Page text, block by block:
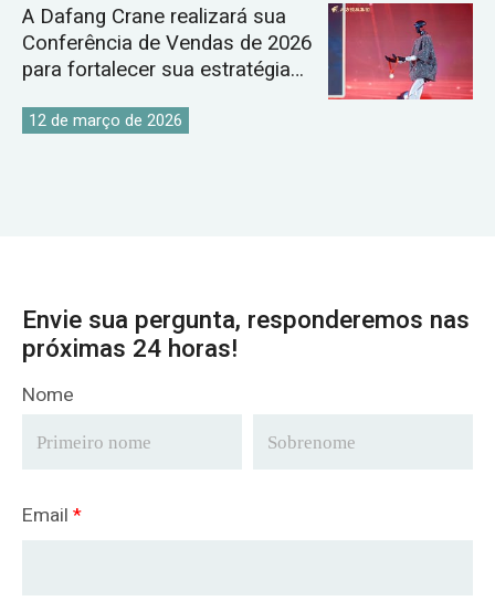
A Dafang Crane realizará sua
Conferência de Vendas de 2026
para fortalecer sua estratégia
guindastes.
12 de março de 2026
Envie sua pergunta, responderemos nas
próximas 24 horas!
Nome
Email *